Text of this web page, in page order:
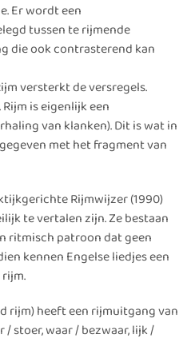
Er wordt een
tussen te rijmende
die ook contrasterend kan
versterkt de versregels.
is eigenlijk een
van klanken). Dit is wat in
met het fragment van
Rijmwijzer (1990)
te vertalen zijn. Ze bestaan
ritmisch patroon dat geen
kennen Engelse liedjes een
rijm) heeft een rijmuitgang van
/ stoer, waar / bezwaar, lijk /